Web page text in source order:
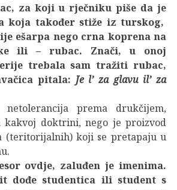
za koji u rječniku piše da je
koja također stiže iz turskog,
ešarpa nego crna koprena na
ili – rubac. Znači, u onoj
trebala sam tražiti rubac,
pitala: Je l’ za glavu il’ za
prema drukčijem,
kakvoj doktrini, nego je proizvod
(teritorijalnih) koji se pretapaju u
ovdje, zaluđen je imenima.
dođe studentica ili student s